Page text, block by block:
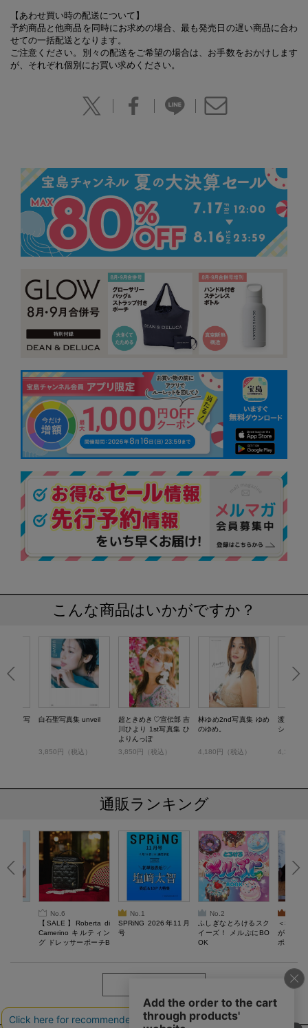
【あわせ買い時の配送について】
予約商品と他商品を同時にお求めの場合、最も発売日の遅い商品に合わ
せての一括配送となります。
ご注意ください。別々の配送をご希望の場合は、お手数をおかけします
が、それぞれ個別にお買い求めください。
こんな商品はいかがですか？
舞 1st写
白石聖写真集 unveil
3,850円（税込）
超ときめき♡宣伝部 吉
川ひより 1st写真集 ひ
よりんっぽ
3,850円（税込）
林ゆめ2nd写真集 ゆめ
のゆめ。
4,180円（税込）
渡部愛
シアワセ
4,180円
通販ランキング
No.6
【SALE】Roberta di
Camerino キルティン
グ ドレッサーポーチB
No.1
SPRiNG 2026年11月
号
No.2
ふしぎなとろけるスク
イーズ！ メルぷにBO
OK
＜SALE
がある
ポーチ